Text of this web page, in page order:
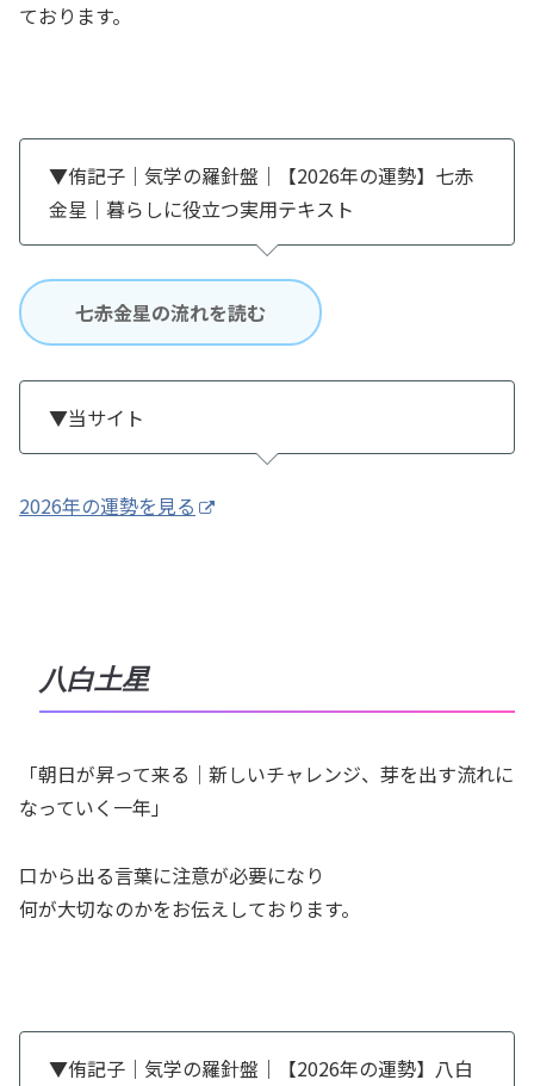
ております。
▼侑記子｜気学の羅針盤｜【2026年の運勢】七赤
金星｜暮らしに役立つ実用テキスト
七赤金星の流れを読む
▼当サイト
2026年の運勢を見る
八白土星
「朝日が昇って来る｜新しいチャレンジ、芽を出す流れに
なっていく一年」
口から出る言葉に注意が必要になり
何が大切なのかをお伝えしております。
▼侑記子｜気学の羅針盤｜【2026年の運勢】八白